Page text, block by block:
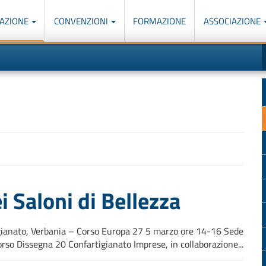
CONVENZIONI FORMAZIONE ASSOCIAZIONE
Saloni di Bellezza
Verbania – Corso Europa 27 5 marzo ore 14-16 Sede
Dissegna 20 Confartigianato Imprese, in collaborazione...